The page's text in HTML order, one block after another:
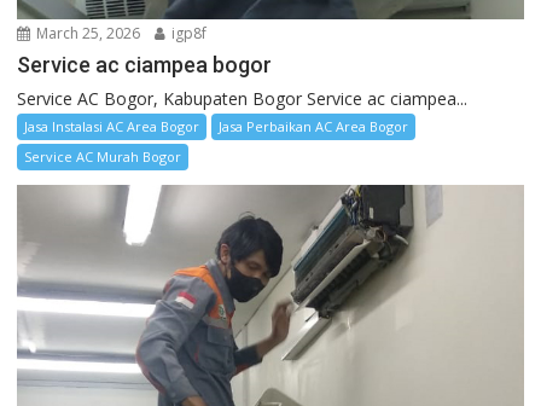
March 25, 2026 igp8f
Service ac ciampea bogor
Service AC Bogor, Kabupaten Bogor Service ac ciampea...
Jasa Instalasi AC Area Bogor
Jasa Perbaikan AC Area Bogor
Service AC Murah Bogor